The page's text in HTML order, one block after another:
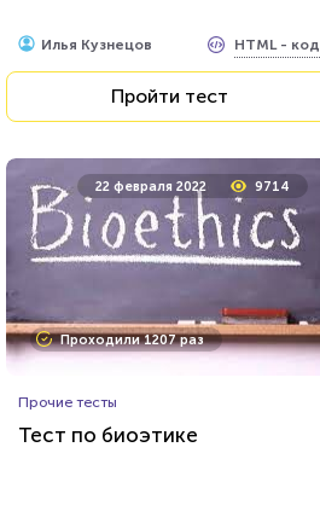
Илья Кузнецов HTML - код
Пройти тест
22 февраля 2022 9714
Проходили 1207 раз
Прочие тесты
Тест по биоэтике